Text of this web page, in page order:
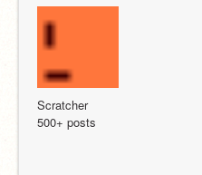
Scratcher
500+ posts